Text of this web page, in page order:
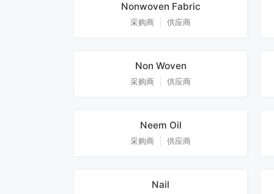
Nonwoven Fabric
采购商 供应商
Non Woven
采购商 供应商
Neem Oil
采购商 供应商
Nail